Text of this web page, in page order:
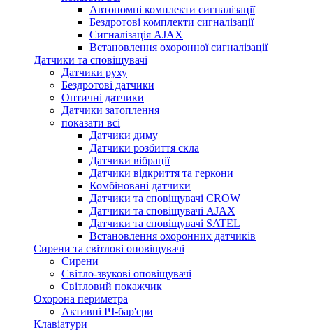
Автономні комплекти сигналізації
Бездротові комплекти сигналізації
Сигналізація AJAX
Встановлення охоронної сигналізації
Датчики та сповіщувачі
Датчики руху
Бездротові датчики
Оптичні датчики
Датчики затоплення
показати всі
Датчики диму
Датчики розбиття скла
Датчики вібрації
Датчики відкриття та геркони
Комбіновані датчики
Датчики та сповіщувачі CROW
Датчики та сповіщувачі AJAX
Датчики та сповіщувачі SATEL
Встановлення охоронних датчиків
Сирени та світлові оповіщувачі
Сирени
Світло-звукові оповіщувачі
Світловий покажчик
Охорона периметра
Активні ІЧ-бар'єри
Клавіатури